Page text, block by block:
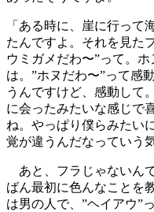
「ある時に、崖に行って
たんですよ。それを見た
ウミガメだわ〜”って。
は。”ホヌだわ〜”って感
うんですけど、感動して
に会ったみたいな感じで
ね。やっぱり僕らみたい
覚が違うんだなっていう
あと、フラじゃないん
ばん最初に色んなことを
は男の人で、”ヘイアウ”